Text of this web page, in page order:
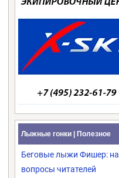
Лыжные гонки | Полезное
Беговые лыжи Фишер: на
вопросы читателей